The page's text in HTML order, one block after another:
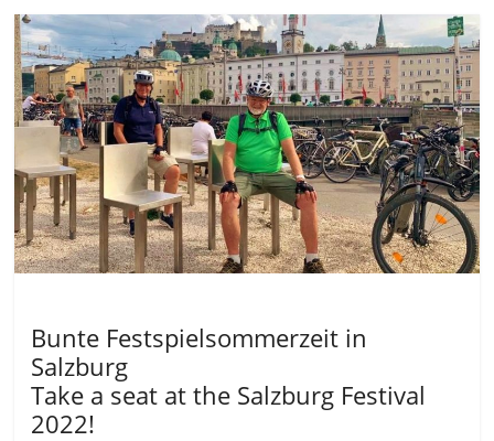
Bunte Festspielsommerzeit in
Salzburg
Take a seat at the Salzburg Festival
2022!